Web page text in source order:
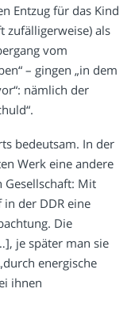
Entzug für das Kind
zufälligerweise) als
vom
– gingen „in dem
nämlich der
bedeutsam. In der
Werk eine andere
Gesellschaft: Mit
der DDR eine
Die
je später man sie
energische
ihnen